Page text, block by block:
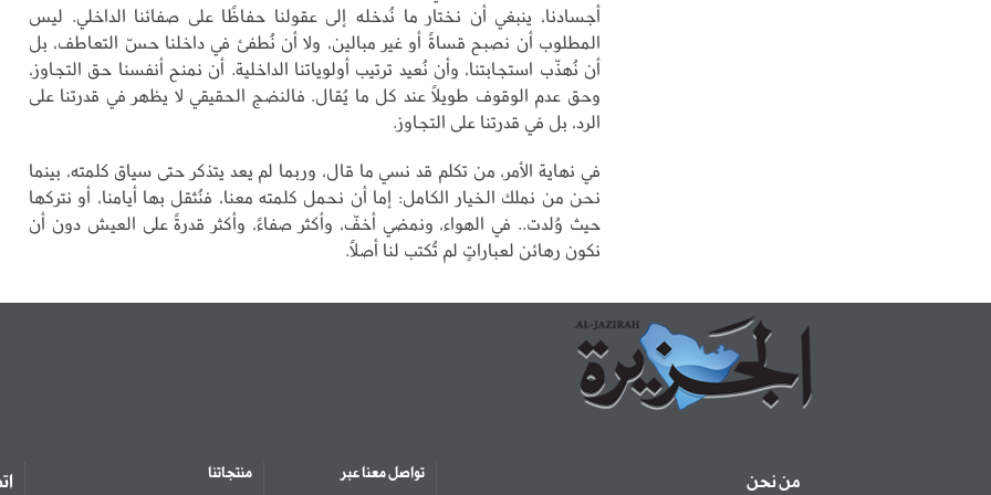
أجسادنا، ينبغي أن نختار ما نُدخله إلى عقولنا حفاظًا على صفائنا الداخلي. ليس
المطلوب أن نصبح قساةً أو غير مبالين، ولا أن نُطفئ في داخلنا حسّ التعاطف، بل
أن نُهذّب استجابتنا، وأن نُعيد ترتيب أولوياتنا الداخلية. أن نمنح أنفسنا حق التجاوز،
وحق عدم الوقوف طويلًا عند كل ما يُقال. فالنضج الحقيقي لا يظهر في قدرتنا على
الرد، بل في قدرتنا على التجاوز.
في نهاية الأمر، من تكلم قد نسي ما قال، وربما لم يعد يتذكر حتى سياق كلمته، بينما
نحن من نملك الخيار الكامل: إما أن نحمل كلمته معنا، فنُثقل بها أيامنا، أو نتركها
حيث وُلدت.. في الهواء، ونمضي أخفّ، وأكثر صفاءً، وأكثر قدرةً على العيش دون أن
نكون رهائن لعباراتٍ لم تُكتب لنا أصلًا.
من نحن
تواصل معنا عبر منتجاتنا